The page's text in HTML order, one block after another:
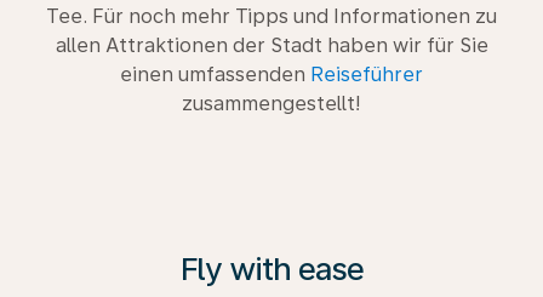
Tee. Für noch mehr Tipps und Informationen zu
allen Attraktionen der Stadt haben wir für Sie
einen umfassenden Reiseführer
zusammengestellt!
Fly with ease